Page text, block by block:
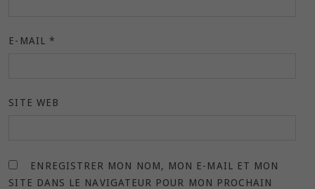
E-MAIL *
SITE WEB
ENREGISTRER MON NOM, MON E-MAIL ET MON
SITE DANS LE NAVIGATEUR POUR MON PROCHAIN